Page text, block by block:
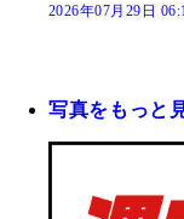
2026年07月29日
写真をもっと